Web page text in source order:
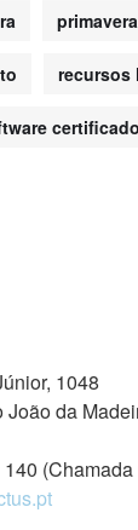
primavera
recursos
certificado
1048
João da